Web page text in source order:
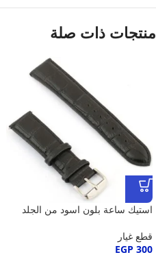
منتجات ذات صلة
استيك ساعة بلون اسود من الجلد
قطع غيار
EGP 300